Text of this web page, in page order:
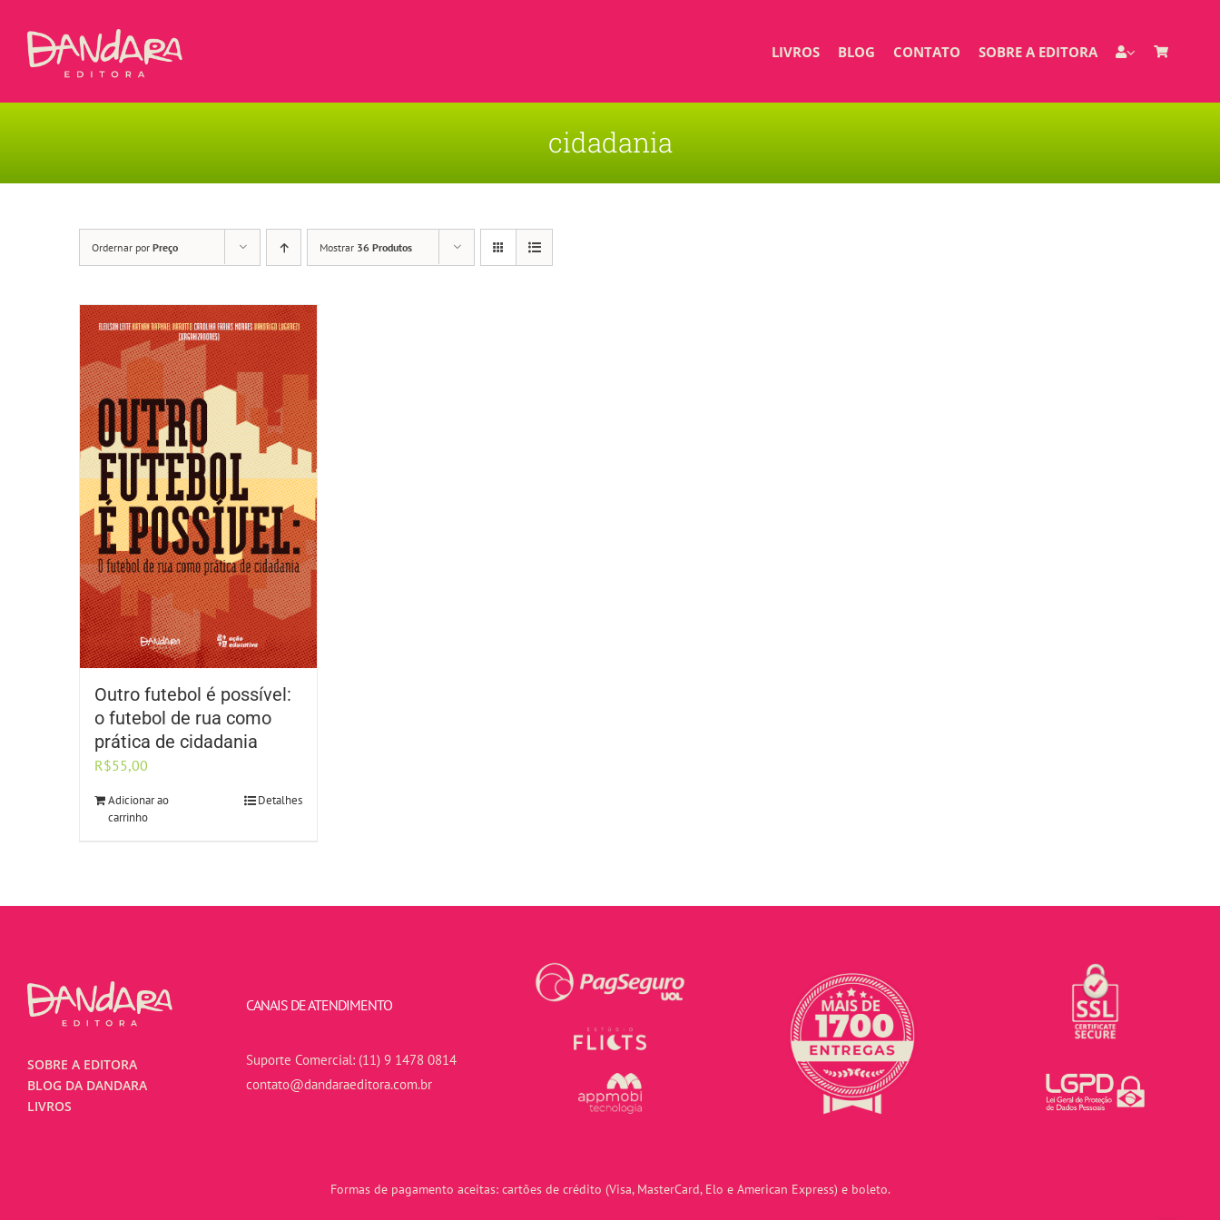
LIVROS BLOG CONTATO SOBRE A EDITORA
cidadania
Ordernar por Preço Mostrar 36 Produtos
Outro futebol é possível:
o futebol de rua como
prática de cidadania
R$55,00
Adicionar ao
carrinho
Detalhes
SOBRE A EDITORA
BLOG DA DANDARA
LIVROS
CANAIS DE ATENDIMENTO
Suporte Comercial: (11) 9 1478 0814
contato@dandaraeditora.com.br
Formas de pagamento aceitas: cartões de crédito (Visa, MasterCard, Elo e American Express) e boleto.